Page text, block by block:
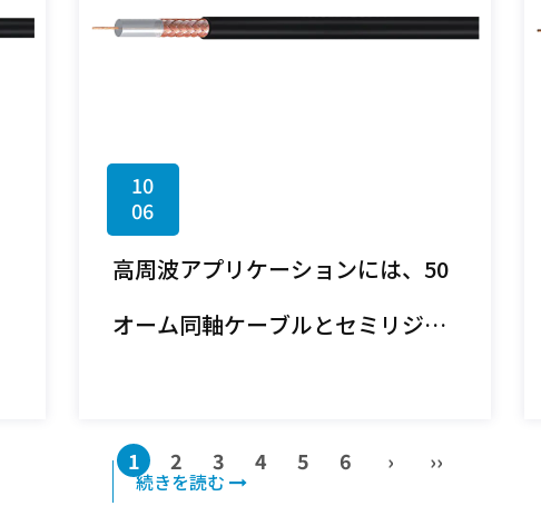
10
06
高周波アプリケーションには、50
オーム同軸ケーブルとセミリジッ
いますか?
続きを読む
1 2 3 4 5 6 › ››